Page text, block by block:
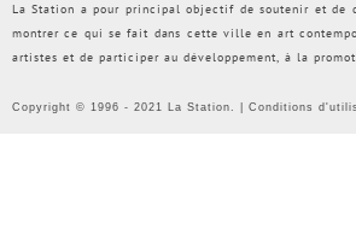
La Station a pour principal objectif de soutenir et
montrer ce qui se fait dans cette ville en art
artistes et de participer au développement, à la
Copyright © 1996 - 2021 La Station. | Conditions